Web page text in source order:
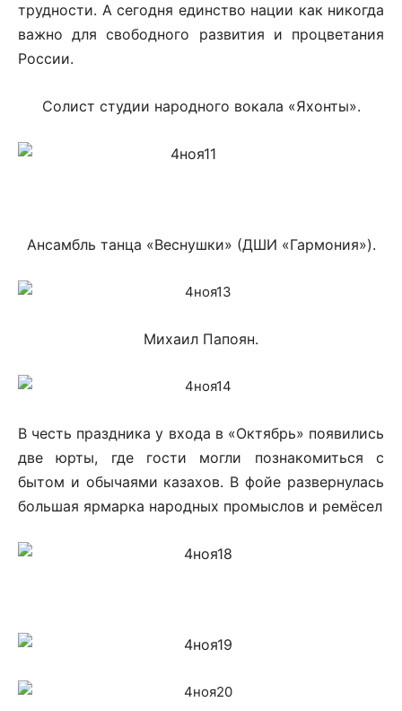
трудности. А сегодня единство нации как никогда
важно для свободного развития и процветания
России.
Солист студии народного вокала «Яхонты».
Ансамбль танца «Веснушки» (ДШИ «Гармония»).
Михаил Папоян.
В честь праздника у входа в «Октябрь» появились
две юрты, где гости могли познакомиться с
бытом и обычаями казахов. В фойе развернулась
большая ярмарка народных промыслов и ремёсел